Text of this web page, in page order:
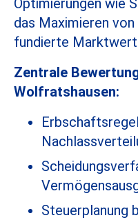
Optimierungen wie
das Maximieren
fundierte
Zentrale
Wolfratshausen:
Steuerplanung